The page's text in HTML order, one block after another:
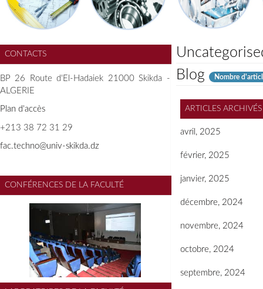
CONTACTS
BP 26 Route d'El-Hadaiek 21000 Skikda -
ALGERIE
Plan d'accès
+213 38 72 31 29
fac.techno@univ-skikda.dz
CONFÉRENCES DE LA FACULTÉ
Blog
Nombre
ARTICLES ARCHIVÉS
avril, 2025
février, 2025
janvier, 2025
décembre, 2024
novembre, 2024
octobre, 2024
septembre, 2024